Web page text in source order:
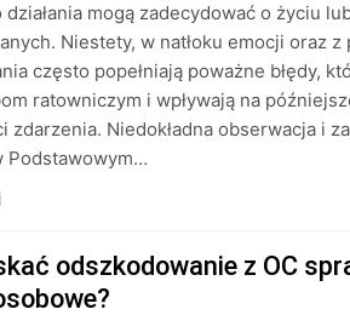
działania mogą zadecydować o życiu
Niestety, w natłoku emocji oraz z
często popełniają poważne błędy,
ratowniczym i wpływają na
zdarzenia. Niedokładna obserwacja i
Podstawowym…
odszkodowanie z OC